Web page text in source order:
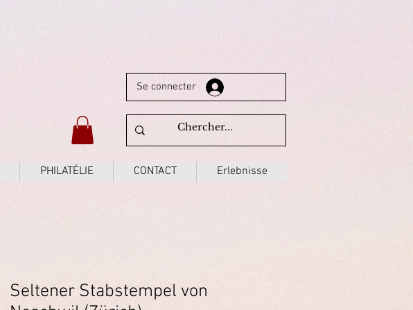
Se connecter
PHILATÉLIE CONTACT Erlebnisse
Seltener Stabstempel von